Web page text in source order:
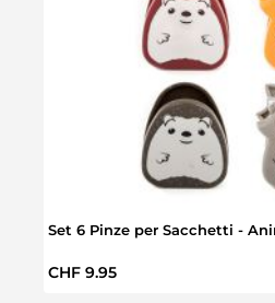
Set 6 Pinze per Sacchetti -
Prezzo normale:
CHF 9.95